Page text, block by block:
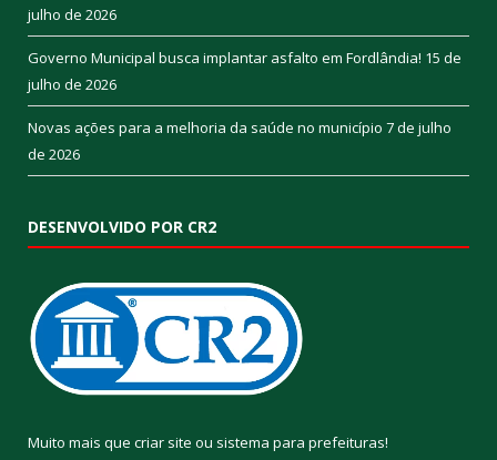
julho de 2026
Governo Municipal busca implantar asfalto em Fordlândia! 15 de
julho de 2026
Novas ações para a melhoria da saúde no município 7 de julho
de 2026
DESENVOLVIDO POR CR2
Muito mais que criar site ou sistema para prefeituras!